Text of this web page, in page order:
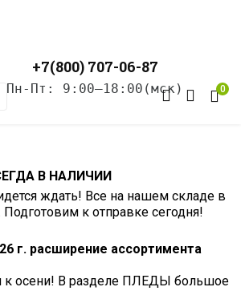
+7(800) 707-06-87
Пн-Пт: 9:00–18:00(мск) 0
В НАЛИЧИИ
ждать! Все на нашем складе в
к отправке сегодня!
г. расширение ассортимента
к осени! В разделе ПЛЕДЫ большое